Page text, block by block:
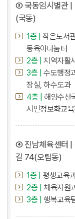
③ 국동임시별관 |
(국동)
1층 |
작은도서
동육아나눔터
2층 |
지역자활
3층 |
수도행정
장실, 하수도과
4층 |
해양수산
시민정보화교
④ 진남체육센터 |
길 74(오림동)
1층 |
평생교육
2층 |
체육지원
3층 |
행복교육